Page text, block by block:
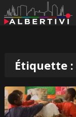
Étiquette :